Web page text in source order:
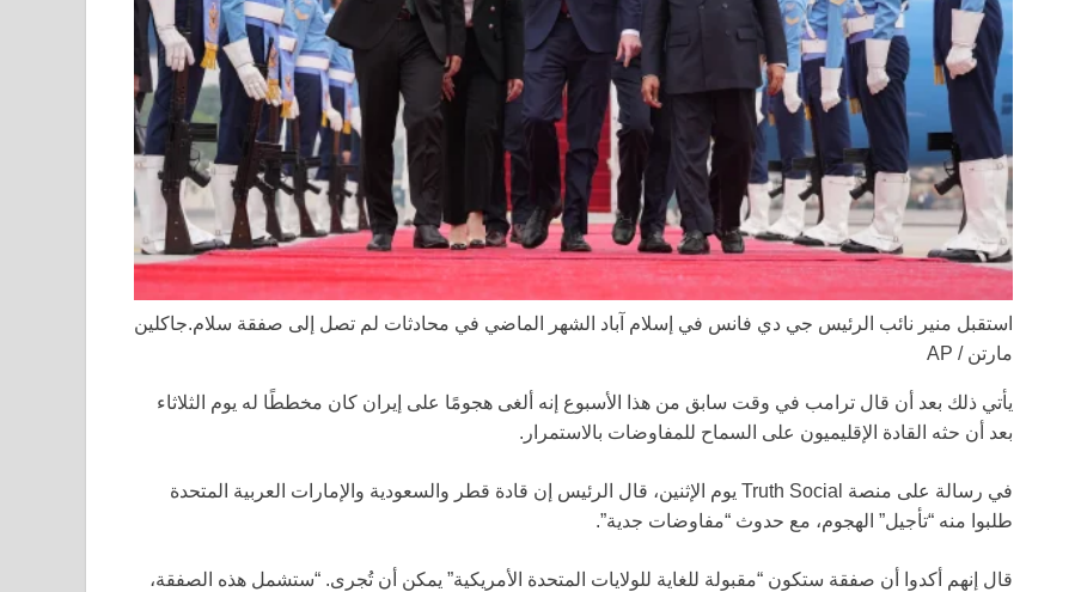
استقبل منير نائب الرئيس جي دي فانس في إسلام آباد الشهر الماضي في محادثات لم تصل إلى صفقة سلام.جاكلين
مارتن / AP
يأتي ذلك بعد أن قال ترامب في وقت سابق من هذا الأسبوع إنه ألغى هجومًا على إيران كان مخططًا له يوم الثلاثاء
بعد أن حثه القادة الإقليميون على السماح للمفاوضات بالاستمرار.
في رسالة على منصة Truth Social يوم الإثنين، قال الرئيس إن قادة قطر والسعودية والإمارات العربية المتحدة
طلبوا منه “تأجيل” الهجوم، مع حدوث “مفاوضات جدية”.
قال إنهم أكدوا أن صفقة ستكون “مقبولة للغاية للولايات المتحدة الأمريكية” يمكن أن تُجرى. “ستشمل هذه الصفقة،